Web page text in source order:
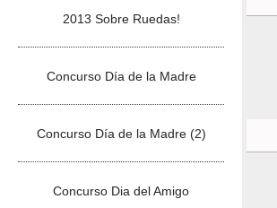
2013 Sobre Ruedas!
Concurso Día de la Madre
Concurso Día de la Madre (2)
Concurso Dia del Amigo